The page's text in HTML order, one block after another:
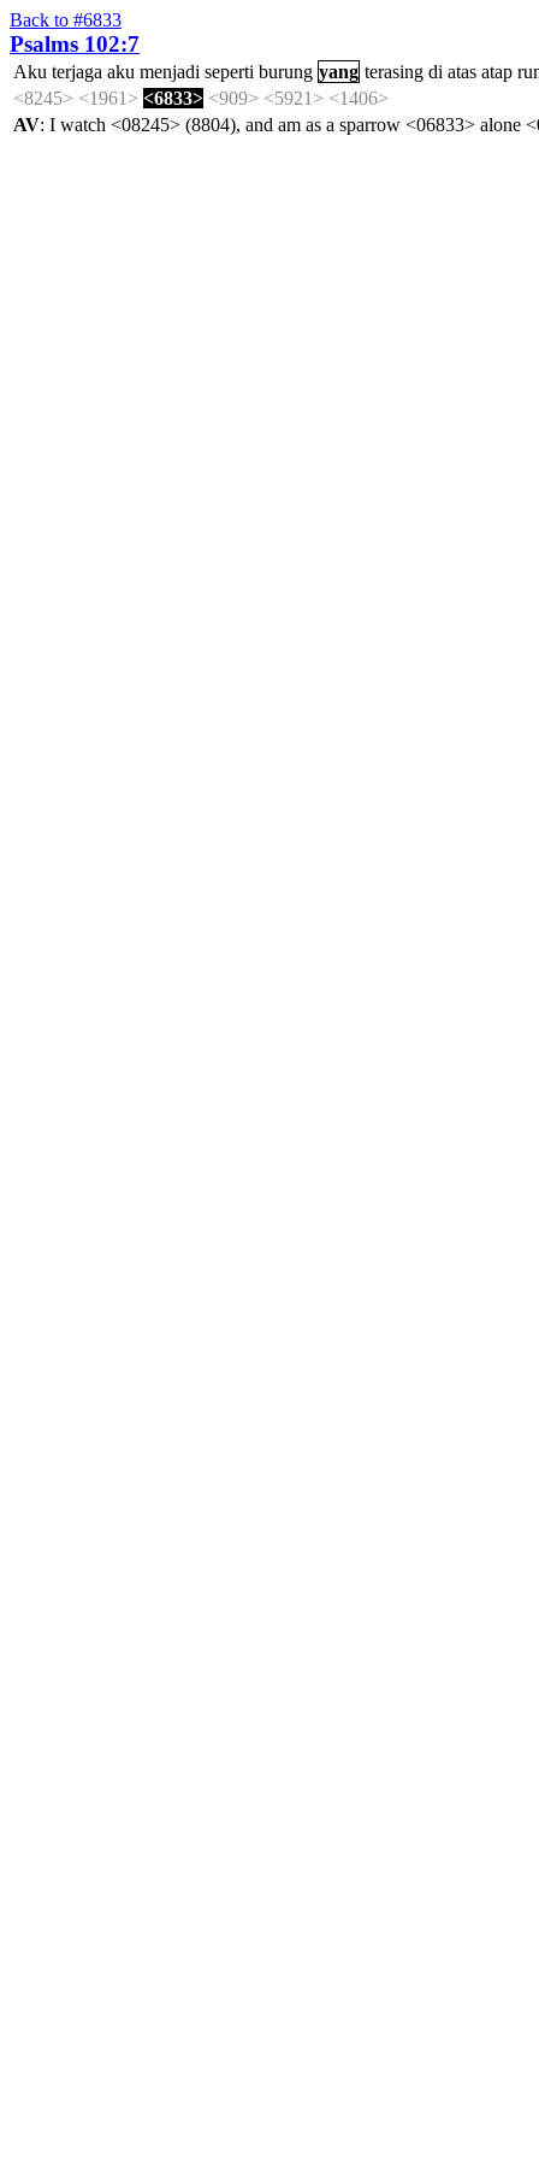
Back to #6833
Psalms 102:7
Aku terjaga aku menjadi seperti burung yang terasing di atas atap
<8245> <1961> <6833> <909> <5921> <1406>
AV: I watch <08245> (8804), and am as a sparrow <06833> alone